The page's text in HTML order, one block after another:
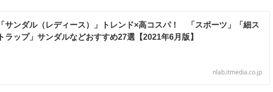
「サンダル（レディース）」トレンド×高コスパ！ 「スポーツ」「細ス
トラップ」サンダルなどおすすめ27選【2021年6月版】
nlab.itmedia.co.jp